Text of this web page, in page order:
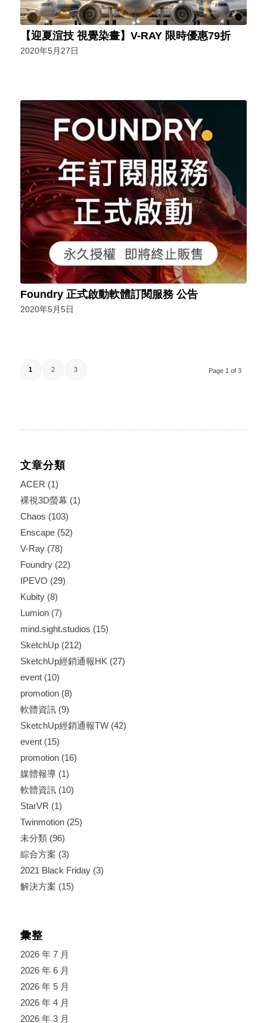
【迎夏渲技 視覺染畫】V-RAY 限時優惠79折
2020年5月27日
Foundry 正式啟動軟體訂閱服務 公告
2020年5月5日
Page 1 of 3
1 2 3
文章分類
ACER (1)
裸視3D螢幕 (1)
Chaos (103)
Enscape(52)
V-Ray(78)
Foundry(22)
IPEVO (29)
Kubity(8)
Lumion(7)
mind.sight.studios (15)
SketchUp(212)
SketchUp經銷通報HK (27)
event(10)
promotion(8)
軟體資訊(9)
SketchUp經銷通報TW(42)
event(15)
promotion(16)
媒體報導(1)
軟體資訊(10)
StarVR (1)
Twinmotion(25)
未分類(96)
綜合方案 (3)
2021 Black Friday(3)
解決方案 (15)
彙整
2026 年 7 月
2026 年 6 月
2026 年 5 月
2026 年 4 月
2026 年 3 月